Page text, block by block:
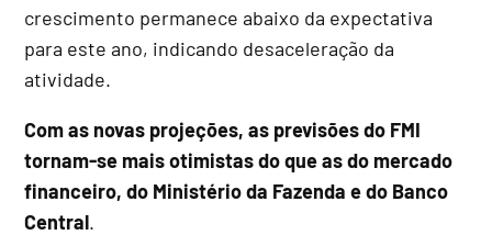
crescimento permanece abaixo da expectativa
para este ano, indicando desaceleração da
atividade.
Com as novas projeções, as previsões do FMI
tornam-se mais otimistas do que as do mercado
financeiro, do Ministério da Fazenda e do Banco
Central.